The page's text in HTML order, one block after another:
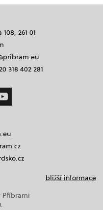
108, 261 01
318 402 281
bližší informace
Příbrami